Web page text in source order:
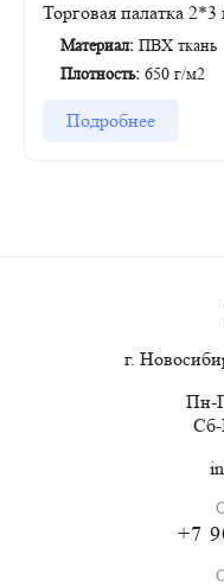
Торговая палатка 2*3
Материал: ПВХ ткань
Плотность: 650 г/м2
Подробнее
г.
Пн-
Сб-
+7